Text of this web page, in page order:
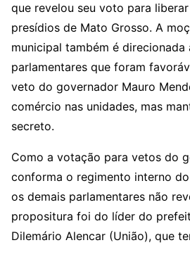
que revelou seu voto para
presídios de Mato Grosso. A
municipal também é direcionada
parlamentares que foram
veto do governador Mauro
comércio nas unidades, mas
secreto.
Como a votação para vetos do
conforma o regimento interno
os demais parlamentares não
propositura foi do líder do
Dilemário Alencar (União), que